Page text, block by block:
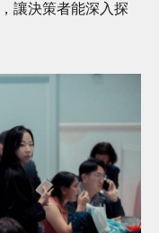
讓決策者能深入探